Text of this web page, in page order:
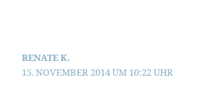
RENATE K.
15. NOVEMBER 2014 UM 10:22 UHR